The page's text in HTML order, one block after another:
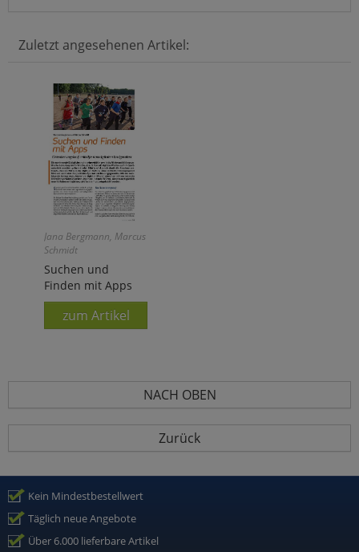
Zuletzt angesehenen Artikel:
Jana Bergmann, Marcus
Schmidt
Suchen und
Finden mit Apps
zum Artikel
NACH OBEN
Zurück
Kein Mindestbestellwert
Täglich neue Angebote
Über 6.000 lieferbare Artikel